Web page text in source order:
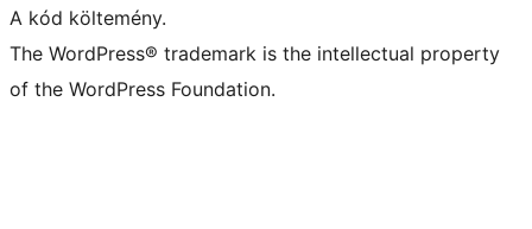
A kód költemény.
The WordPress® trademark is the intellectual property
of the WordPress Foundation.